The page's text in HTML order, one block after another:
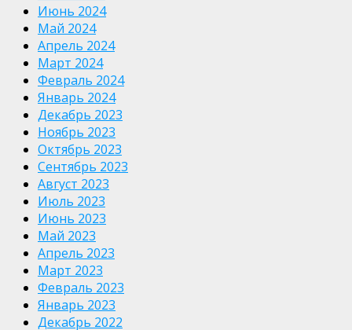
Июнь 2024
Май 2024
Апрель 2024
Март 2024
Февраль 2024
Январь 2024
Декабрь 2023
Ноябрь 2023
Октябрь 2023
Сентябрь 2023
Август 2023
Июль 2023
Июнь 2023
Май 2023
Апрель 2023
Март 2023
Февраль 2023
Январь 2023
Декабрь 2022